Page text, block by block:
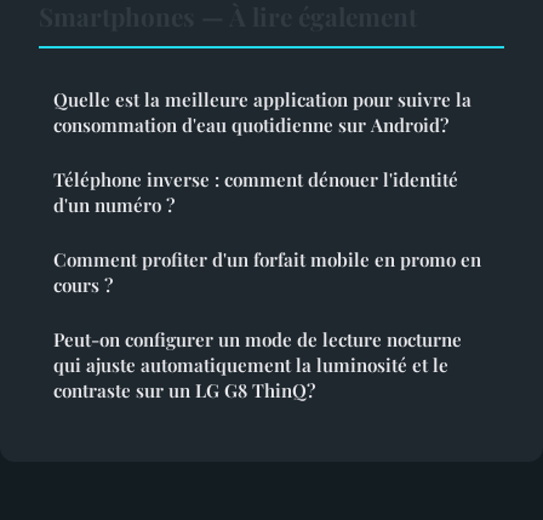
Quelle est la meilleure application pour suivre la
consommation d'eau quotidienne sur Android?
Téléphone inverse : comment dénouer l'identité
d'un numéro ?
Comment profiter d'un forfait mobile en promo en
cours ?
Peut-on configurer un mode de lecture nocturne
qui ajuste automatiquement la luminosité et le
contraste sur un LG G8 ThinQ?